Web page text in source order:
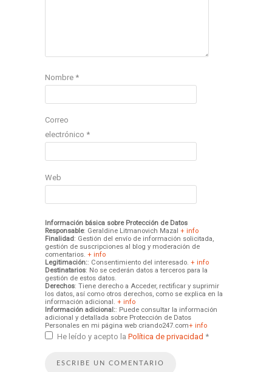
Nombre *
Correo
electrónico *
Web
Información básica sobre Protección de Datos
Responsable: Geraldine Litmanovich Mazal + info
Finalidad: Gestión del envío de información solicitada,
gestión de suscripciones al blog y moderación de
comentarios. + info
Legitimación:: Consentimiento del interesado. + info
Destinatarios: No se cederán datos a terceros para la
gestión de estos datos.
Derechos: Tiene derecho a Acceder, rectificar y suprimir
los datos, así como otros derechos, como se explica en la
información adicional. + info
Información adicional:: Puede consultar la información
adicional y detallada sobre Protección de Datos
Personales en mi página web criando247.com+ info
He leído y acepto la Política de privacidad *